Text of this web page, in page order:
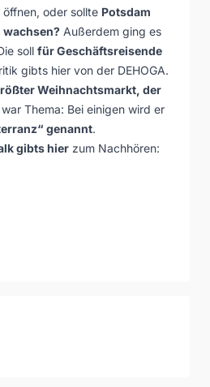
oder sollte Potsdam
wachsen? Außerdem ging es
soll für Geschäftsreisende
gibts hier von der DEHOGA.
Weihnachtsmarkt, der
war Thema: Bei einigen wird er
genannt.
gibts hier zum Nachhören: